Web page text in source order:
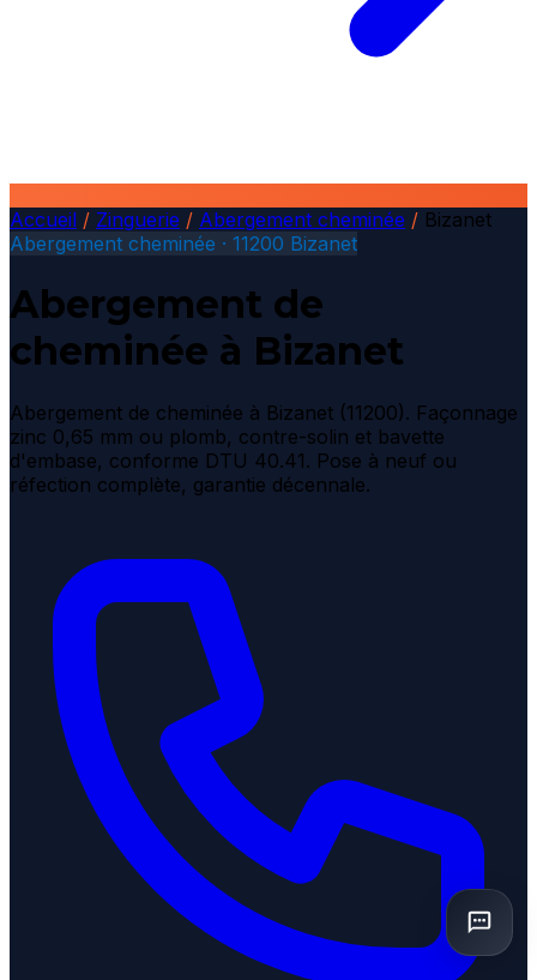
Accueil / Zinguerie / Abergement cheminée / Bizanet
Abergement cheminée · 11200 Bizanet
Abergement de
cheminée à Bizanet
Abergement de cheminée à Bizanet (11200). Façonnage
zinc 0,65 mm ou plomb, contre-solin et bavette
d'embase, conforme DTU 40.41. Pose à neuf ou
réfection complète, garantie décennale.